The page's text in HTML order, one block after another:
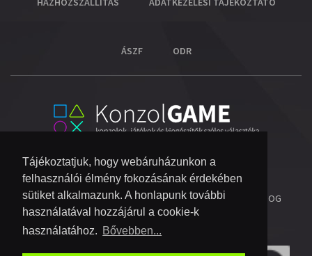
Tájékoztatjuk, hogy webáruházunkon a
felhasználói élmény fokozásának érdekében
sütiket alkalmazunk. A honlapunk további
használatával hozzájárul a cookie-k
használatához. Bővebben...
ÁSZF ODR
© 2026 COPYRIGHT KONZOL VIDEOGAME KFT.- MINDEN JOG
FENNTARTVA!